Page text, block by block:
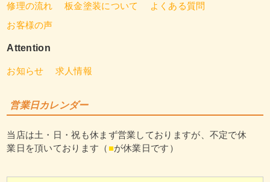
修理の流れ 板金塗装について
よくある質問
お客様の声
Attention
お知らせ 求人情報
営業日カレンダー
当店は土・日・祝も休まず営業しておりますが、不定で休
業日を頂いております（ ■が休業日です）